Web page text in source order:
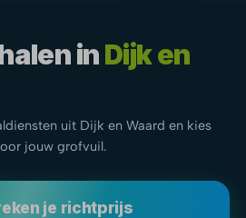
inDijk en
uit Dijk en Waard en kies
jouw grofvuil.
je richtprijs